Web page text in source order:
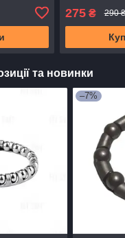
275₴ 290 ₴
та новинки
–7%